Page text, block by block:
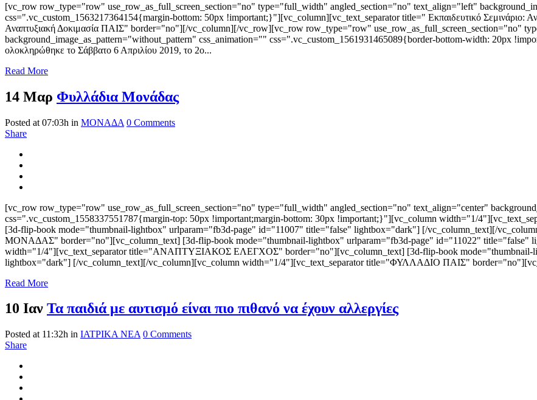
[vc_row row_type="row" use_row_as_full_screen_section="no" type="full_width" angled_section="no" text_align="left"
css=".vc_custom_1563217364154{margin-bottom: 50px !important;}"][vc_column][vc_text_separator title=" Εκπαιδευτικό Σεμινάριο:
Αναπτυξιακή Δοκιμασία ΠΑΙΣ" border="no"][/vc_column][/vc_row][vc_row row_type="row" use_row_as_full_screen_section="no"
background_image_as_pattern="without_pattern" css_animation="" css=".vc_custom_1561931465089{border-bottom-width: 20px
ολοκληρώθηκε το Σάββατο 6 Απριλίου 2019, το 2ο...
Read More
14 Μαρ Φυλλάδια Μονάδας
Posted at 07:03h in ΜΟΝΑΔΑ 0 Comments
Share
[vc_row row_type="row" use_row_as_full_screen_section="no" type="full_width" angled_section="no" text_align="center"
css=".vc_custom_1558337551787{margin-top: 50px !important;margin-bottom: 30px !important;}"][vc_column width="1/
[3d-flip-book mode="thumbnail-lightbox" urlparam="fb3d-page" id="11007" title="false" lightbox="dark"] [/vc_column_text][/
ΜΟΝΑΔΑΣ" border="no"][vc_column_text] [3d-flip-book mode="thumbnail-lightbox" urlparam="fb3d-page" id="11022" title="false"
width="1/4"][vc_text_separator title="ΑΝΑΠΤΥΞΙΑΚΟΣ ΕΛΕΓΧΟΣ" border="no"][vc_column_text] [3d-flip-book mode="thumbnail-
lightbox="dark"] [/vc_column_text][/vc_column][vc_column width="1/4"][vc_text_separator title="ΦΥΛΛΑΔΙΟ ΠΑΙΣ"
Read More
10 Ιαν Τα παιδιά με αυτισμό είναι πιο πιθανό να έχουν αλλεργίες
Posted at 11:32h in ΙΑΤΡΙΚΑ ΝΕΑ 0 Comments
Share